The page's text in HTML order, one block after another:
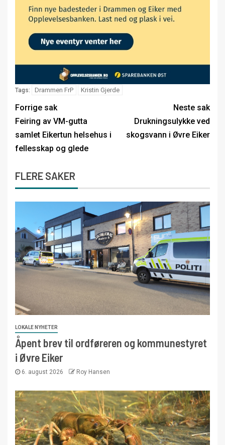
Tags: Drammen FrP Kristin Gjerde
Forrige sak
Feiring av VM-gutta
samlet Eikertun helsehus i
fellesskap og glede
Neste sak
Drukningsulykke ved
skogsvann i Øvre Eiker
FLERE SAKER
LOKALE NYHETER
Åpent brev til ordføreren og kommunestyret
i Øvre Eiker
6. august 2026 Roy Hansen